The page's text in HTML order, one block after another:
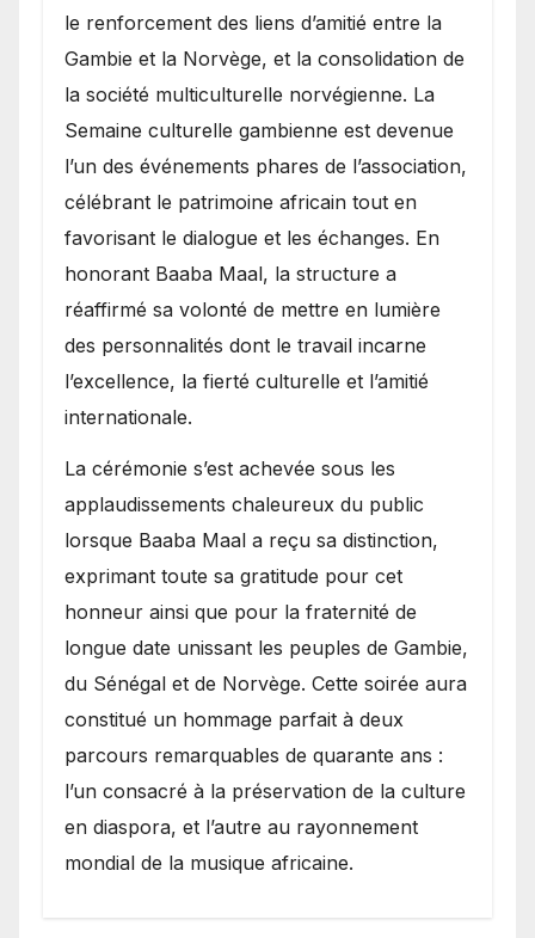
le renforcement des liens d’amitié entre la
Gambie et la Norvège, et la consolidation de
la société multiculturelle norvégienne. La
Semaine culturelle gambienne est devenue
l’un des événements phares de l’association,
célébrant le patrimoine africain tout en
favorisant le dialogue et les échanges. En
honorant Baaba Maal, la structure a
réaffirmé sa volonté de mettre en lumière
des personnalités dont le travail incarne
l’excellence, la fierté culturelle et l’amitié
internationale.
​La cérémonie s’est achevée sous les
applaudissements chaleureux du public
lorsque Baaba Maal a reçu sa distinction,
exprimant toute sa gratitude pour cet
honneur ainsi que pour la fraternité de
longue date unissant les peuples de Gambie,
du Sénégal et de Norvège. Cette soirée aura
constitué un hommage parfait à deux
parcours remarquables de quarante ans :
l’un consacré à la préservation de la culture
en diaspora, et l’autre au rayonnement
mondial de la musique africaine.